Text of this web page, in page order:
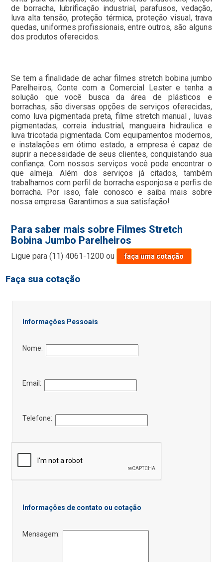
de borracha, lubrificação industrial, parafusos, vedação,
luva alta tensão, proteção térmica, proteção visual, trava
quedas, uniformes profissionais, entre outros, são alguns
dos produtos oferecidos.
Se tem a finalidade de achar filmes stretch bobina jumbo
Parelheiros, Conte com a Comercial Lester e tenha a
solução que você busca da área de plásticos e
borrachas, são diversas opções de serviços oferecidas,
como luva pigmentada preta, filme stretch manual , luvas
pigmentadas, correia industrial, mangueira hidraulica e
luva tricotada pigmentada. Com equipamentos modernos,
e instalações em ótimo estado, a empresa é capaz de
suprir a necessidade de seus clientes, conquistando sua
confiança. Com nossos serviços você pode encontrar o
que almeja. Além dos serviços já citados, também
trabalhamos com perfil de borracha esponjosa e perfis de
borracha. Por isso, fale conosco e saiba mais sobre
nossa empresa. Garantimos a sua satisfação!
Para saber mais sobre Filmes Stretch
Bobina Jumbo Parelheiros
Ligue para(11) 4061-1200 ou faça uma cotação
Faça sua cotação
Informações Pessoais
Nome:
Email:
Telefone:
Informações de contato ou cotação
Mensagem: